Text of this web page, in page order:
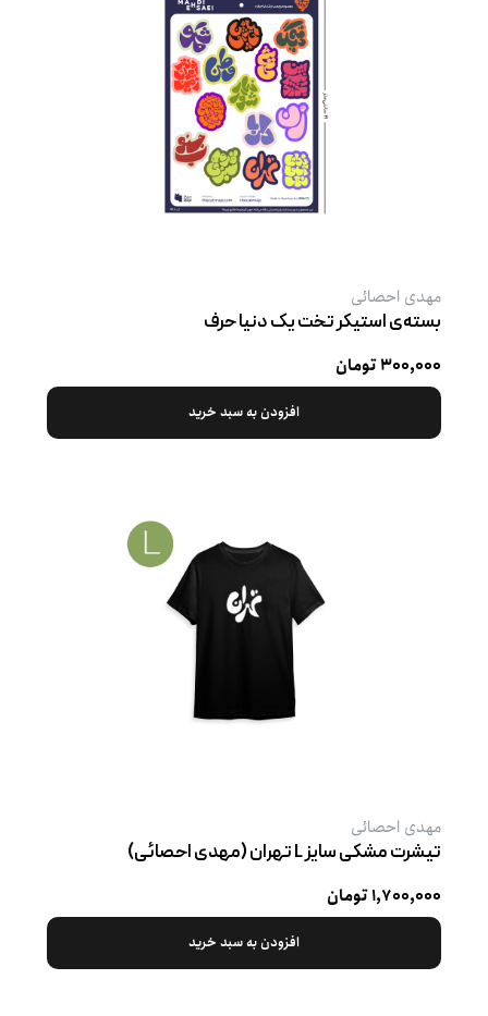
مهدی احصائی
بسته‌ی استیکر تخت یک دنیا حرف
۳۰۰,۰۰۰ تومان
افزودن به سبد خرید
مهدی احصائی
تیشرت مشکی سایز L تهران (مهدی احصائی)
۱,۷۰۰,۰۰۰ تومان
افزودن به سبد خرید